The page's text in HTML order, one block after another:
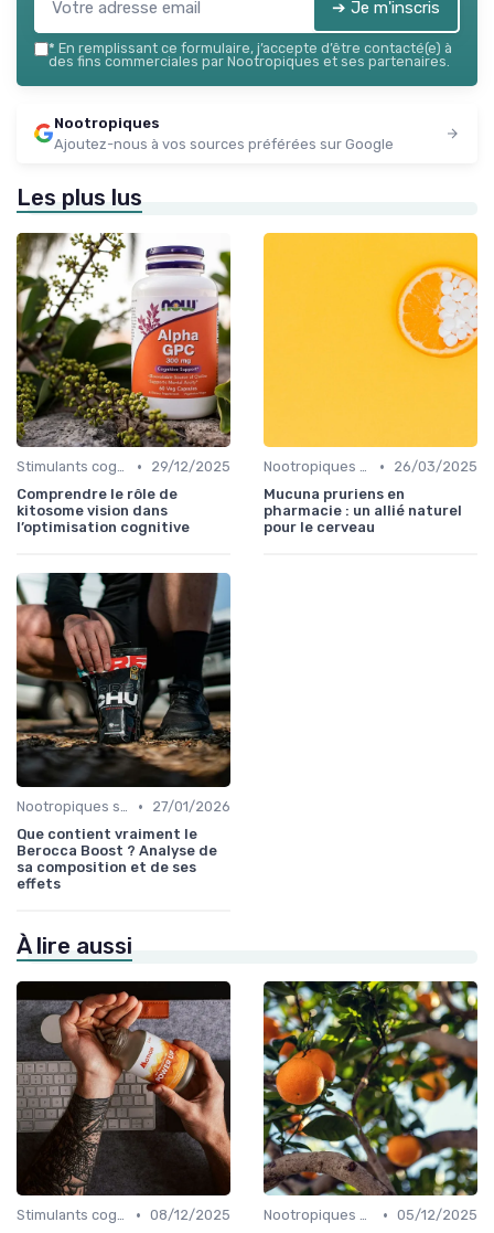
➔ Je m'inscris
* En remplissant ce formulaire, j’accepte d’être contacté(e) à
des fins commerciales par Nootropiques et ses partenaires.
Nootropiques
Ajoutez-nous à vos sources préférées sur Google
Les plus lus
Stimulants cognitifs •
29/12/2025
Comprendre le rôle de
kitosome vision dans
l’optimisation cognitive
Nootropiques naturels •
26/03/2025
Mucuna pruriens en
pharmacie : un allié naturel
pour le cerveau
Nootropiques synthétiques •
27/01/2026
Que contient vraiment le
Berocca Boost ? Analyse de
sa composition et de ses
effets
À lire aussi
Stimulants cognitifs • 08/12/2025
Nootropiques synthétiques • 05/12/2025